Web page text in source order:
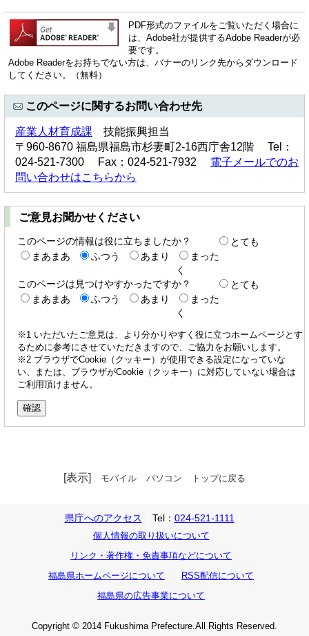
PDF形式のファイルをご覧いただく場合に
は、Adobe社が提供するAdobe Readerが必
要です。
Adobe Readerをお持ちでない方は、バナーのリンク先からダウンロード
してください。（無料）
このページに関するお問い合わせ先
産業人材育成課 技能振興担当
〒960-8670 福島県福島市杉妻町2-16西庁舎12階 Tel：
024-521-7300 Fax：024-521-7932 電子メールでのお
問い合わせはこちらから
ご意見お聞かせください
このページの情報は役に立ちましたか？
とても
まあまあ
ふつう あまり
まった
く
このページは見つけやすかったですか？
とても
まあまあ
ふつう あまり
まった
く
※1 いただいたご意見は、より分かりやすく役に立つホームページとす
るために参考にさせていただきますので、ご協力をお願いします。
※2 ブラウザでCookie（クッキー）が使用できる設定になっていな
い、または、ブラウザがCookie（クッキー）に対応していない場合は
ご利用頂けません。
[表示] モバイル パソコン トップに戻る
県庁へのアクセス Tel： 024-521-1111
個人情報の取り扱いについて
リンク・著作権・免責事項などについて
福島県ホームページについて
RSS配信について
福島県の広告事業について
Copyright © 2014 Fukushima Prefecture.All Rights Reserved.